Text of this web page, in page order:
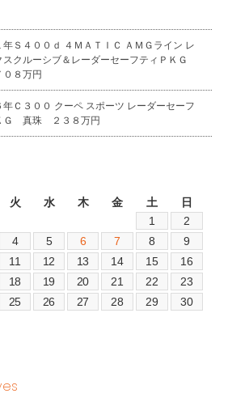
年Ｓ４００ｄ ４ＭＡＴＩＣ ＡＭＧライン レ
スクルーシブ＆レーダーセーフティＰＫＧ
８万円
年Ｃ３００ クーペ スポーツ レーダーセーフ
Ｇ 真珠 ２３８万円
火 水 木 金 土
日
1
2
4 5 6 7 8
9
11 12 13 14 15
16
18 19 20 21 22
23
25 26 27 28 29
30